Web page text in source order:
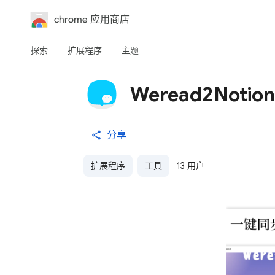
chrome 应用商店
探索 扩展程序 主题
Weread2Notion
分享
扩展程序 工具 13 用户